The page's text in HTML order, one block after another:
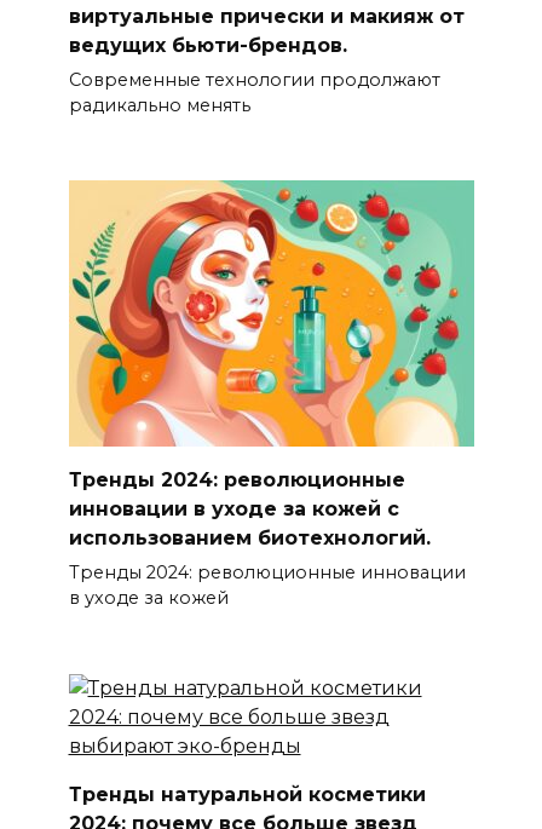
виртуальные прически и макияж от
ведущих бьюти-брендов.
Современные технологии продолжают
радикально менять
Тренды 2024: революционные
инновации в уходе за кожей с
использованием биотехнологий.
Тренды 2024: революционные инновации
в уходе за кожей
Тренды натуральной косметики
2024: почему все больше звезд